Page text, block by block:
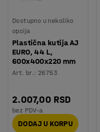
Dostupno u nekoliko
opcija
Plastična kutija AJ
EURO, 44 L,
600x400x220 mm
Art. br.: 26753
2.007,00 RSD
bez PDV-a
DODAJ U KORPU